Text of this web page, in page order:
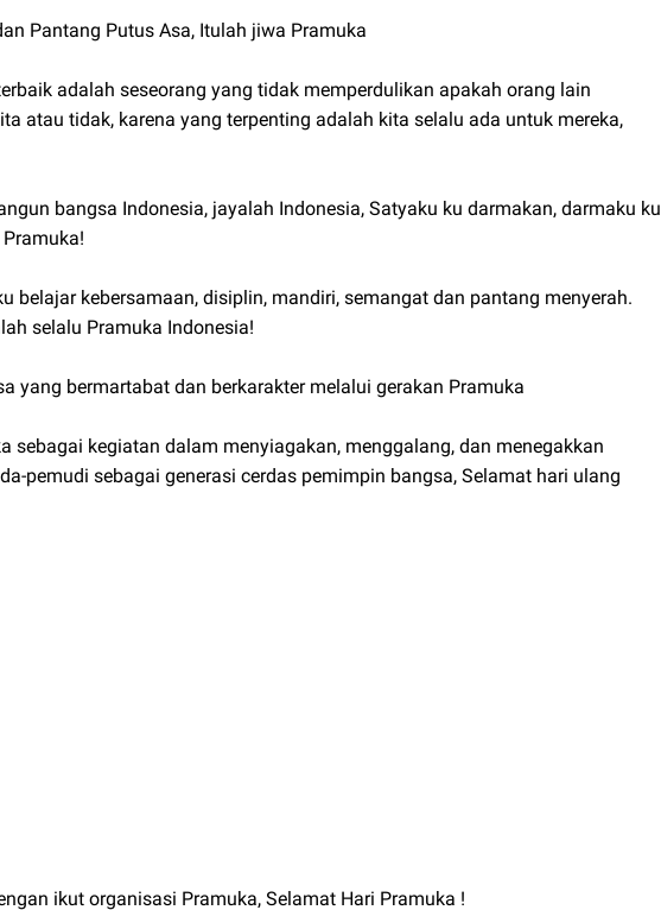
Pantang Putus Asa, Itulah jiwa Pramuka
adalah seseorang yang tidak memperdulikan apakah orang lain
atau tidak, karena yang terpenting adalah kita selalu ada untuk mereka,
bangsa Indonesia, jayalah Indonesia, Satyaku ku darmakan, darmaku ku
belajar kebersamaan, disiplin, mandiri, semangat dan pantang menyerah.
selalu Pramuka Indonesia!
yang bermartabat dan berkarakter melalui gerakan Pramuka
sebagai kegiatan dalam menyiagakan, menggalang, dan menegakkan
pemudi sebagai generasi cerdas pemimpin bangsa, Selamat hari ulang
ikut organisasi Pramuka, Selamat Hari Pramuka !